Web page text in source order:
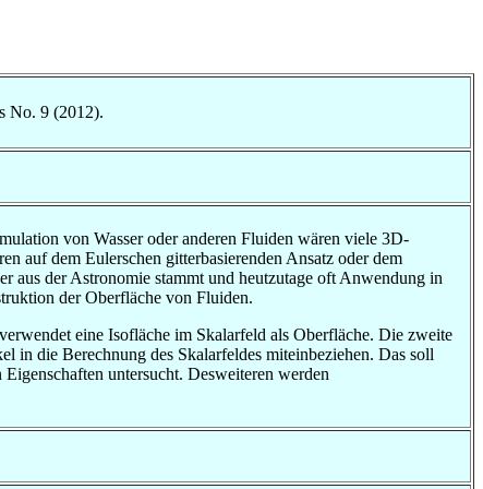
No. 9 (2012).
von Wasser oder anderen Fluiden wären viele 3D-
auf dem Eulerschen gitterbasierenden Ansatz oder dem
aus der Astronomie stammt und heutzutage oft Anwendung in
der Oberfläche von Fluiden.
eine Isofläche im Skalarfeld als Oberfläche. Die zweite
in die Berechnung des Skalarfeldes miteinbeziehen. Das soll
untersucht. Desweiteren werden